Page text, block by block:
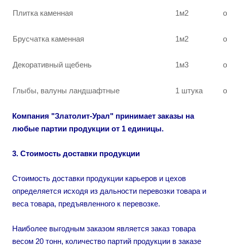
Плитка каменная 1м2
Брусчатка каменная 1м2
Декоративный щебень 1м3
Глыбы, валуны ландшафтные 1 штука
Компания "Златолит-Урал" принимает заказы на
любые партии продукции от 1 единицы.
3. Стоимость доставки продукции
Стоимость доставки продукции карьеров и цехов
определяется исходя из дальности перевозки товара и
веса товара, предъявленного к перевозке.
Наиболее выгодным заказом является заказ товара
весом 20 тонн, количество партий продукции в заказе